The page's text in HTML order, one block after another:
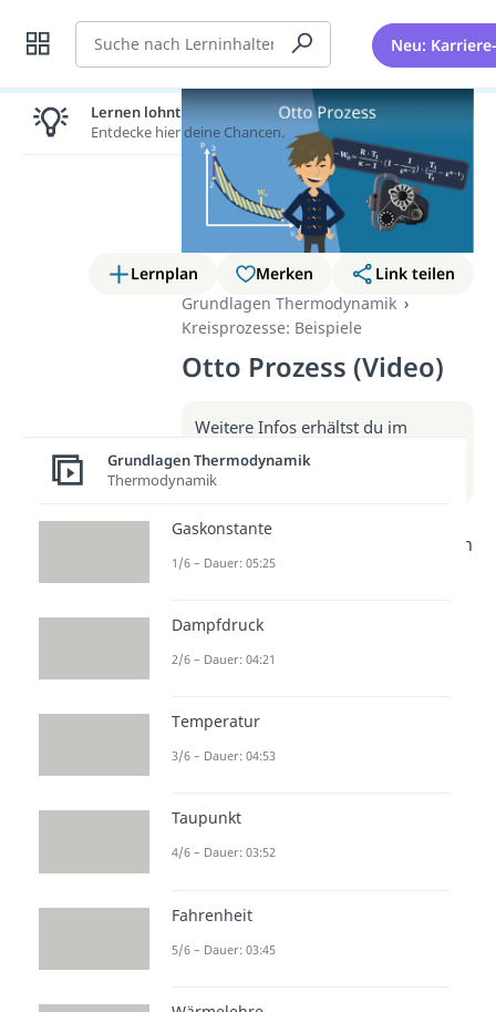
Suche Neu:
Lernplan Merken
Link teilen
Grundlagen Thermodynamik
Kreisprozesse: Beispiele
Otto Prozess (Video)
Weitere Infos erhältst du im
Beitrag zum Video
zum Beitrag: Otto Prozess
In diesem Video erkläre ich dir den
funktioniert und was bei den
verständlich! Perfekt für alle, die
Anschauen!
Lernen lohnt sich!
Entdecke hier deine Chancen.
Grundlagen Thermodynamik
Thermodynamik
Gaskonstante
1/6 – Dauer: 05:25
Dampfdruck
2/6 – Dauer: 04:21
Temperatur
3/6 – Dauer: 04:53
Taupunkt
4/6 – Dauer: 03:52
Fahrenheit
5/6 – Dauer: 03:45